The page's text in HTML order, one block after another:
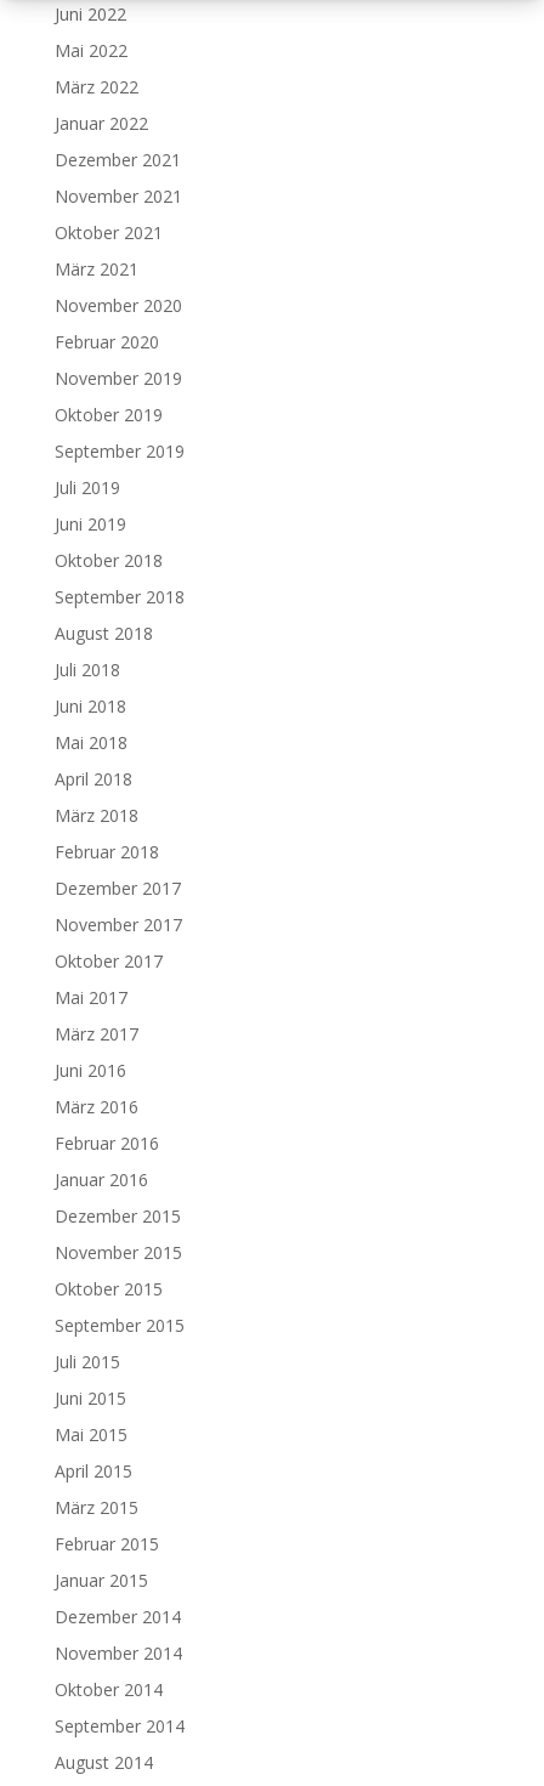
Juni 2022
Mai 2022
März 2022
Januar 2022
Dezember 2021
November 2021
Oktober 2021
März 2021
November 2020
Februar 2020
November 2019
Oktober 2019
September 2019
Juli 2019
Juni 2019
Oktober 2018
September 2018
August 2018
Juli 2018
Juni 2018
Mai 2018
April 2018
März 2018
Februar 2018
Dezember 2017
November 2017
Oktober 2017
Mai 2017
März 2017
Juni 2016
März 2016
Februar 2016
Januar 2016
Dezember 2015
November 2015
Oktober 2015
September 2015
Juli 2015
Juni 2015
Mai 2015
April 2015
März 2015
Februar 2015
Januar 2015
Dezember 2014
November 2014
Oktober 2014
September 2014
August 2014